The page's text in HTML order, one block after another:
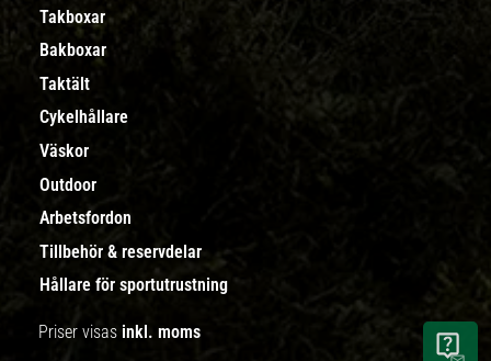
Takboxar
Bakboxar
Taktält
Cykelhållare
Väskor
Outdoor
Arbetsfordon
Tillbehör & reservdelar
Hållare för sportutrustning
Priser visas inkl. moms